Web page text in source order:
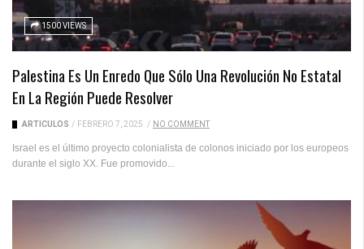
1500 VIEWS
Palestina Es Un Enredo Que Sólo Una Revolución No Estatal
En La Región Puede Resolver
ARTICULOS / FEBRERO 7, 2025 / NO COMMENT
Israel es el último proyecto colonialista de colonos iniciado por los europeos
durante el siglo XX. Fue promovido...